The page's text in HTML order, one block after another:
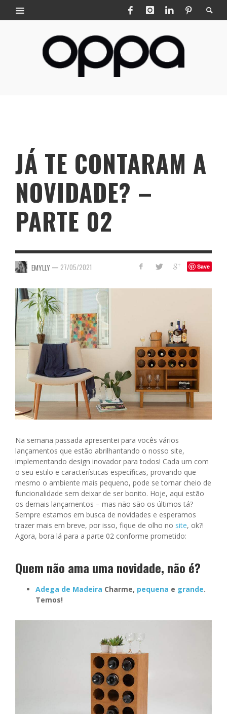
JÁ TE CONTARAM A
NOVIDADE? –
PARTE 02
Save
EMYLLY — 27/05/2021
Na semana passada apresentei para vocês vários
lançamentos que estão abrilhantando o nosso site,
implementando design inovador para todos! Cada um com
o seu estilo e características específicas, provando que
mesmo o ambiente mais pequeno, pode se tornar cheio de
funcionalidade sem deixar de ser bonito. Hoje, aqui estão
os demais lançamentos – mas não são os últimos tá?
Sempre estamos em busca de novidades e esperamos
trazer mais em breve, por isso, fique de olho no site, ok?!
Agora, bora lá para a parte 02 conforme prometido:
Quem não ama uma novidade, não é?
Adega de Madeira Charme, pequena e grande.
Temos!